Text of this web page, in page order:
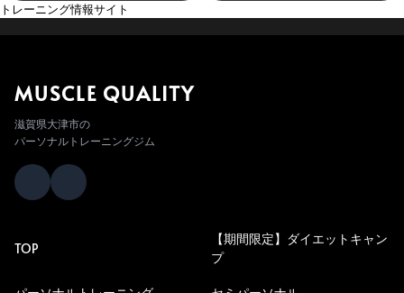
トレーニング情報サイト
MUSCLE QUALITY
滋賀県大津市の
パーソナルトレーニングジム
TOP
【期間限定】ダイエットキャン
プ